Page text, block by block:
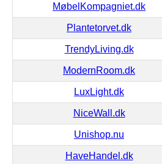
MøbelKompagniet.dk
Plantetorvet.dk
TrendyLiving.dk
ModernRoom.dk
LuxLight.dk
NiceWall.dk
Unishop.nu
HaveHandel.dk